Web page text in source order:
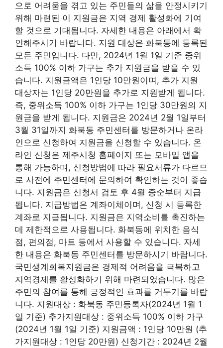
으로 어려움을 겪고 있는 주민들의 삶을 안정시키기
위해 마련된 이 지원금은 지역 경제 활성화에 기여
할 것으로 기대됩니다. 자세한 내용은 아래에서 확
인해주시기 바랍니다. 지원 대상은 화북동에 등록된
모든 주민입니다. 다만, 2024년 1월 1일 기준 중위
소득 100% 이하 가구는 추가 지원금을 받을 수 있
습니다. 지원금액은 1인당 10만원이며, 추가 지원
대상자는 1인당 20만원을 추가로 지원받게 됩니다.
즉, 중위소득 100% 이하 가구는 1인당 30만원의 지
원금을 받게 됩니다. 지원금은 2024년 2월 1일부터
3월 31일까지 화북동 주민센터를 방문하거나 온라
인으로 신청하여 지원금을 신청할 수 있습니다. 온
라인 신청은 제주시청 홈페이지 또는 모바일 앱을
통해 가능하며, 신청방법에 따라 필요서류가 다르므
로 사전에 주민센터에 문의하여 확인하는 것이 좋습
니다. 지원금은 신청서 검토 후 4월 중순부터 지급
됩니다. 지급방법은 계좌이체이며, 신청 시 등록한
계좌로 지급됩니다. 지원금은 지역소비를 촉진하는
데 제한적으로 사용됩니다. 화북동에 위치한 음식
점, 편의점, 마트 등에서 사용할 수 있습니다. 자세
한 내용은 화북동 주민센터를 방문하시기 바랍니다.
국민생계회복지원금은 경제적 어려움을 극복하고
지역경제를 활성화하기 위해 마련되었습니다. 많은
주민의 참여를 통해 긍정적인 효과를 거두기를 바랍
니다. 지원대상 : 화북동 주민등록자(2024년 1월 1
일 기준) 추가지원대상 : 중위소득 100% 이하 가구
(2024년 1월 1일 기준) 지원금액 : 1인당 10만원 (추
가지원대상 : 1인당 20만원) 신청기간 : 2024년 2월